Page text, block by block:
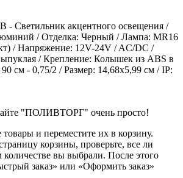
Светильник акцентного освещения /
/ Отделка: Черный / Лампа: MR16
/ Напряжение: 12V-24V / AC/DC /
/ Крепление: Колышек из ABS в
см - 0,75/2 / Размер: 14,68х5,99 см / IP:
"ПОЛИВТОРГ" очень просто!
товары и переместите их в корзину.
корзины, проверьте, все ли
вы выбрали. После этого
заказ» или «Оформить заказ»